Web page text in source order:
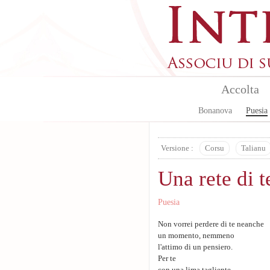
Accolta
Bonanova Puesia
Versione : Corsu Talianu
Una rete di
Puesia
Non vorrei perdere di te neanche
un momento, nemmeno
l'attimo di un pensiero.
Per te